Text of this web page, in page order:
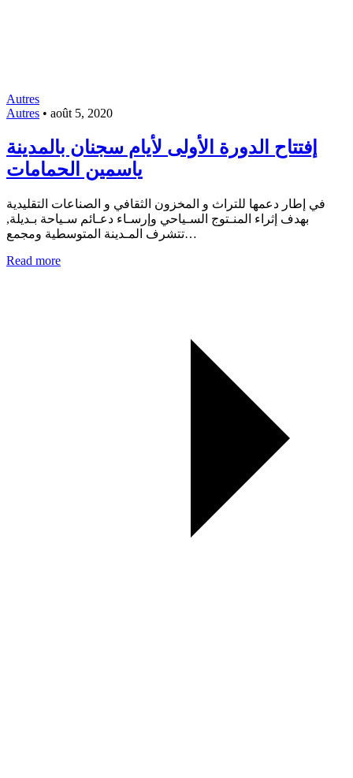
Autres
Autres • août 5, 2020
إفتتاح الدورة الأولى لأيام سجنان بالمدينة
ياسمين الحمامات
في إطار دعمها للتراث و المخزون الثقافي و الصناعات التقليدية
بهدف إثراء المنـتوج السـياحي وإرسـاء دعـائم سـياحة بـديلة,
تتشرف المـدينة المتوسطية ومجمع…
Read more